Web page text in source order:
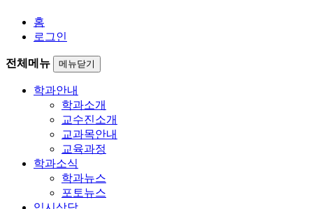
홈
로그인
전체메뉴 메뉴닫기
학과안내
학과소개
교수진소개
교과목안내
교육과정
학과소식
학과뉴스
포토뉴스